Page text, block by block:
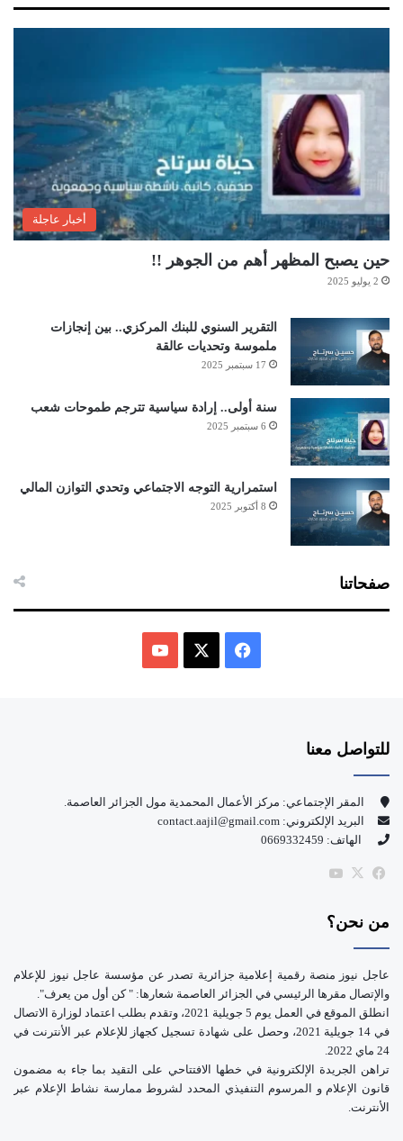
أخبار عاجلة
حين يصبح المظهر أهم من الجوهر !!
2 يوليو 2025
التقرير السنوي للبنك المركزي.. بين إنجازات
ملموسة وتحديات عالقة
17 سبتمبر 2025
سنة أولى.. إرادة سياسية تترجم طموحات شعب
6 سبتمبر 2025
استمرارية التوجه الاجتماعي وتحدي التوازن المالي
8 أكتوبر 2025
صفحاتنا
و
ك
للتواصل معنا
المقر الإجتماعي: مركز الأعمال المحمدية مول الجزائر العاصمة.
البريد الإلكتروني: contact.aajil@gmail.com
الهاتف: 0669332459
فيسبوك
‫X
من نحن؟
عاجل نيوز منصة رقمية إعلامية جزائرية تصدر عن مؤسسة عاجل نيوز للإعلام
والإتصال مقرها الرئيسي في الجزائر العاصمة شعارها: " كن أول من يعرف".
انطلق الموقع في العمل يوم 5 جويلية 2021، وتقدم بطلب اعتماد لوزارة الاتصال
في 14 جويلية 2021، وحصل على شهادة تسجيل كجهاز للإعلام عبر الأنترنت في
24 ماي 2022.
تراهن الجريدة الإلكترونية في خطها الافتتاحي على التقيد بما جاء به مضمون
قانون الإعلام و المرسوم التنفيذي المحدد لشروط ممارسة نشاط الإعلام عبر
الأنترنت.